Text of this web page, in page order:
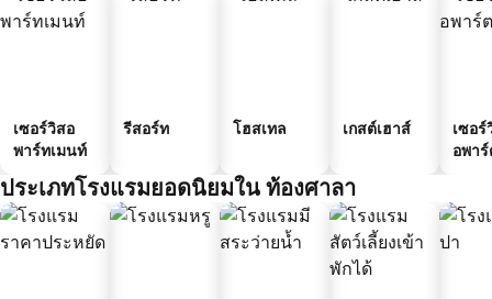
เซอร์วิสอ
พาร์ทเมนท์
รีสอร์ท โฮสเทล เกสต์เฮาส์
เซอร์
อพา
ประเภทโรงแรมยอดนิยมใน ท้องศาลา